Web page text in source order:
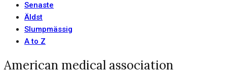
Senaste
Äldst
Slumpmässig
A to Z
American medical association